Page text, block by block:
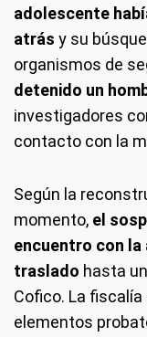
adolescente
atrás y su
organismos de
detenido un
investigadores
contacto con la
Según la
momento, el
encuentro con
traslado hasta
Cofico. La
elementos